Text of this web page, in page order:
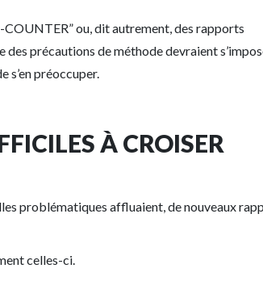
ou, dit autrement, des rapports
des précautions de méthode devraient
s’en préoccuper.
À CROISER
problématiques affluaient, de nouveaux
celles-ci.